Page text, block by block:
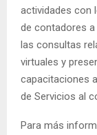
actividades con
de contadores a
las consultas
virtuales y
capacitaciones
de Servicios al
Para más